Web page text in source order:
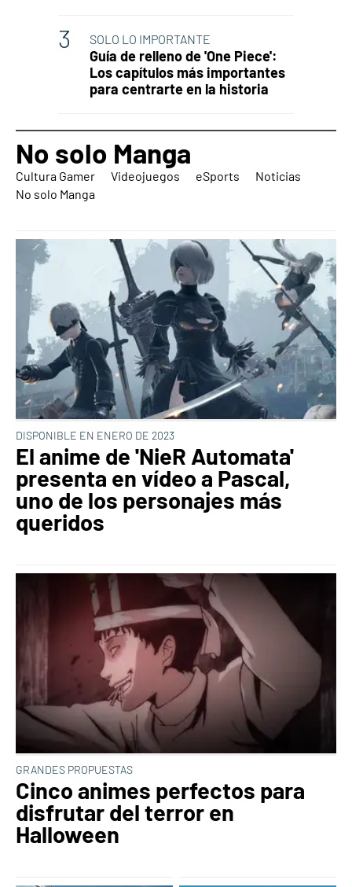
SOLO LO IMPORTANTE
Guía de relleno de 'One Piece':
Los capítulos más importantes
para centrarte en la historia
No solo Manga
Cultura Gamer Videojuegos eSports
Noticias
No solo Manga
DISPONIBLE EN ENERO DE 2023
El anime de 'NieR Automata'
presenta en vídeo a Pascal,
uno de los personajes más
queridos
GRANDES PROPUESTAS
Cinco animes perfectos para
disfrutar del terror en
Halloween